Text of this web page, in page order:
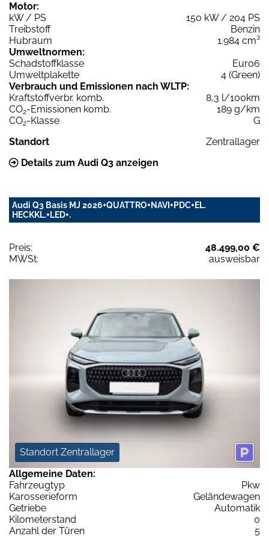
Motor:
kW / PS
150 kW / 204 PS
Treibstoff
Benzin
Hubraum
1.984 cm³
Umweltnormen:
Schadstoffklasse
Euro6
Umweltplakette
4 (Green)
Verbrauch und Emissionen nach WLTP:
Kraftstoffverbr. komb.
8,3 l/100km
CO2-Emissionen komb.
189 g/km
CO2-Klasse
G
Standort
Zentrallager
Details zum Audi Q3 anzeigen
Audi Q3 Basis MJ 2026+QUATTRO+NAVI+PDC+EL.
HECKKL.+LED+.
Preis:
48.499,00 €
MWSt:
ausweisbar
Standort Zentrallager
Allgemeine Daten:
Fahrzeugtyp
Pkw
Karosserieform
Geländewagen
Getriebe
Automatik
Kilometerstand
0
Anzahl der Türen
5